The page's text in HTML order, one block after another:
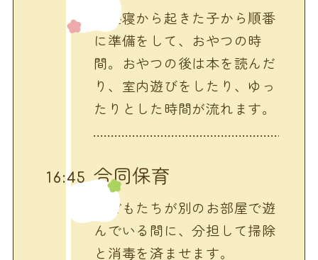
お昼寝から起きた子から順番
に準備をして、おやつの時
間。おやつの後は本を読んだ
り、室内遊びをしたり、ゆっ
たりとした時間が流れます。
16:45 合同保育
子どもたちが別のお部屋で遊
んでいる間に、分担して掃除
と消毒を済ませます。